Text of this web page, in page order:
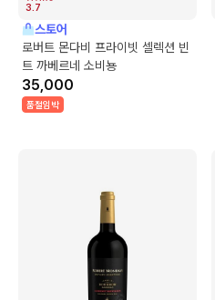
3.7
스토어
로버트 몬다비 프라이빗 셀렉션 빈
트 까베르네 소비뇽
35,000
품절임박